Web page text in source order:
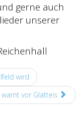
gerne auch
unserer
wird
vor Glatteis